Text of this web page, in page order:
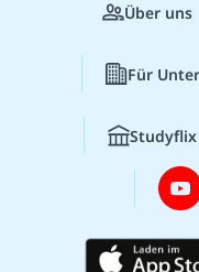
Über uns
Für
Studyflix